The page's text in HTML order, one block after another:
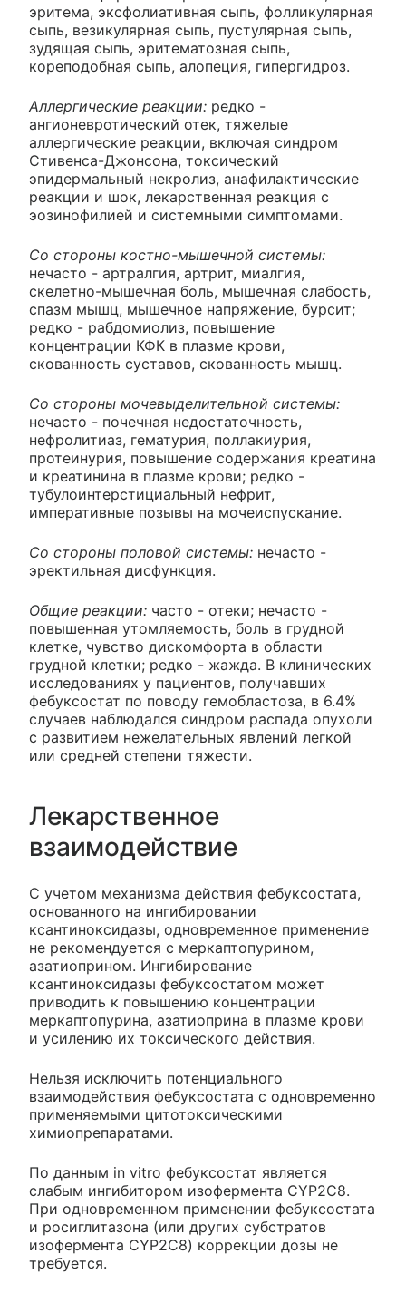
эритема, эксфолиативная сыпь, фолликулярная
сыпь, везикулярная сыпь, пустулярная сыпь,
зудящая сыпь, эритематозная сыпь,
кореподобная сыпь, алопеция, гипергидроз.
Аллергические реакции: редко -
ангионевротический отек, тяжелые
аллергические реакции, включая синдром
Стивенса-Джонсона, токсический
эпидермальный некролиз, анафилактические
реакции и шок, лекарственная реакция с
эозинофилией и системными симптомами.
Со стороны костно-мышечной системы:
нечасто - артралгия, артрит, миалгия,
скелетно-мышечная боль, мышечная слабость,
спазм мышц, мышечное напряжение, бурсит;
редко - рабдомиолиз, повышение
концентрации КФК в плазме крови,
скованность суставов, скованность мышц.
Со стороны мочевыделительной системы:
нечасто - почечная недостаточность,
нефролитиаз, гематурия, поллакиурия,
протеинурия, повышение содержания креатина
и креатинина в плазме крови; редко -
тубулоинтерстициальный нефрит,
императивные позывы на мочеиспускание.
Со стороны половой системы: нечасто -
эректильная дисфункция.
Общие реакции: часто - отеки; нечасто -
повышенная утомляемость, боль в грудной
клетке, чувство дискомфорта в области
грудной клетки; редко - жажда. В клинических
исследованиях у пациентов, получавших
фебуксостат по поводу гемобластоза, в 6.4%
случаев наблюдался синдром распада опухоли
с развитием нежелательных явлений легкой
или средней степени тяжести.
Лекарственное
взаимодействие
С учетом механизма действия фебуксостата,
основанного на ингибировании
ксантиноксидазы, одновременное применение
не рекомендуется с меркаптопурином,
азатиоприном. Ингибирование
ксантиноксидазы фебуксостатом может
приводить к повышению концентрации
меркаптопурина, азатиоприна в плазме крови
и усилению их токсического действия.
Нельзя исключить потенциального
взаимодействия фебуксостата с одновременно
применяемыми цитотоксическими
химиопрепаратами.
По данным in vitro фебуксостат является
слабым ингибитором изофермента CYP2C8.
При одновременном применении фебуксостата
и росиглитазона (или других субстратов
изофермента CYP2C8) коррекции дозы не
требуется.